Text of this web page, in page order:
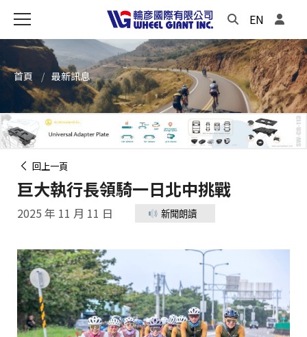
EN
首頁 最新訊息
回上一頁
巨大執行長領騎一日北中挑戰
2025 年 11 月 11 日 新聞朗讀